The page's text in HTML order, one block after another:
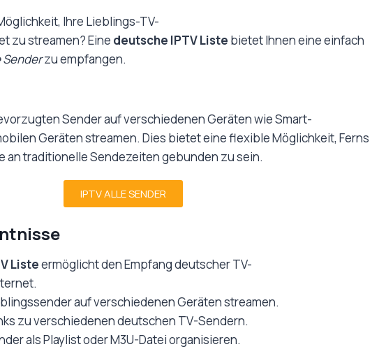
Ihre Lieblings-TV-
zu streamen? Eine deutsche IPTV Liste bietet Ihnen eine einfach
zu empfangen.
Sender auf verschiedenen Geräten wie Smart-
Geräten streamen. Dies bietet eine flexible Möglichkeit, Ferns
an traditionelle Sendezeiten gebunden zu sein.
IPTV ALLE SENDER
Listeermöglicht den Empfang deutscher TV-
auf verschiedenen Geräten streamen.
zu verschiedenen deutschen TV-Sendern.
als Playlist oder M3U-Datei organisieren.